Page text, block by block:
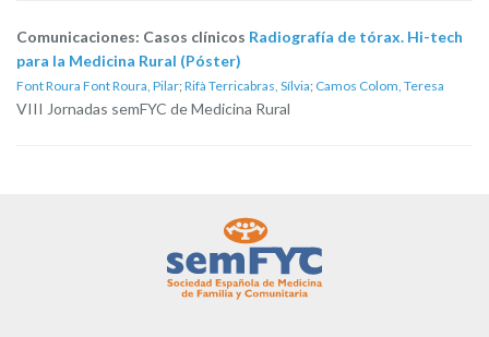
Comunicaciones: Casos clínicos Radiografía de tórax. Hi-tech
para la Medicina Rural (Póster)
Font Roura Font Roura, Pilar; Rifà Terricabras, Sílvia; Camos Colom, Teresa
VIII Jornadas semFYC de Medicina Rural